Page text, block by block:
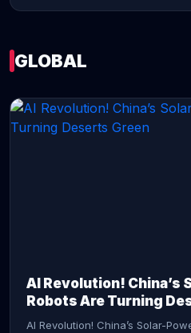
GLOBAL
AI Revolution! China’s
Robots Are Turning
AI Revolution! China’s Solar-